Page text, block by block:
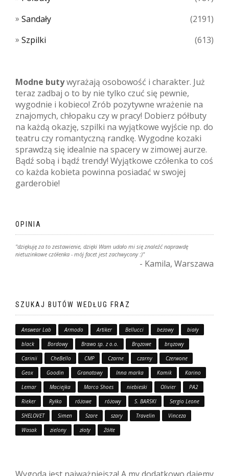
Sandały
(2191)
Szpilki
(613)
Modne butywyrażają osobowość i charakter. Już
teraz zadbaj o to by nie tylko czuć się pewnie,
wygodnie i kobieco! Zrób pozytywne wrażenie na
znajomych, chłopaku czy w pracy! Dobierz półbuty
na każdą okazję, szpilki na wyjątkowe wyjście np. do
teatru czy romantyczną randkę. Wygodne kozaki
sprawdzą się idealnie na spacery w zimowej aurze.
Bądź sobą i bądź trendy! Wyjątkowe czółenka to coś
co każda kobieta powinna posiadać w swojej
garderobie!
OPINIA
"dziękuję za to zestawienie, dzięki Wam udało mi się znaleźć naprawdę
nietuzinkowe czółenka - mój facet jest zachwycony :)"
- Kamila, Warszawa
SZUKAJ BUTÓW WEDŁUG FRAZ
Answear Lab Armodo Artiker Bellucci beżowy
biały
black
Bordowy Brawo sp. z o.o. Brązowe
brązowy
Carinii
CheBello CMP Czarne czarny
Czerwone
Geox
Goodin Granatowy Inna marka Kamik
Karino
Lemar
Maciejka Marco Shoes niebieski Olivier
PA2
Rieker
Ryłko różowe różowy S. BARSKI
Sergio Leone
SHELOVET
Simen Szare szary Travelin
Vinceza
Wasak
zielony złoty Żółte